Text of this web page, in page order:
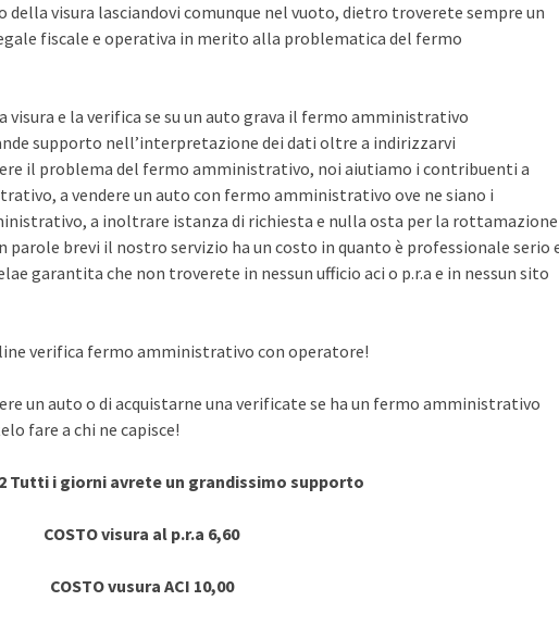
visura lasciandovi comunque nel vuoto, dietro troverete sempre un
fiscale e operativa in merito alla problematica del fermo
visura e la verifica se su un auto grava il fermo amministrativo
supporto nell’interpretazione dei dati oltre a indirizzarvi
il problema del fermo amministrativo, noi aiutiamo i contribuenti a
a vendere un auto con fermo amministrativo ove ne siano i
a inoltrare istanza di richiesta e nulla osta per la rottamazione
brevi il nostro servizio ha un costo in quanto è professionale serio
garantita che non troverete in nessun ufficio aci o p.r.a e in nessun sito
line verifica fermo amministrativo con operatore!
un auto o di acquistarne una verificate se ha un fermo amministrativo
fare a chi ne capisce!
Tutti i giorni avrete un grandissimo supporto
COSTO visura al p.r.a 6,60
COSTO vusura ACI 10,00